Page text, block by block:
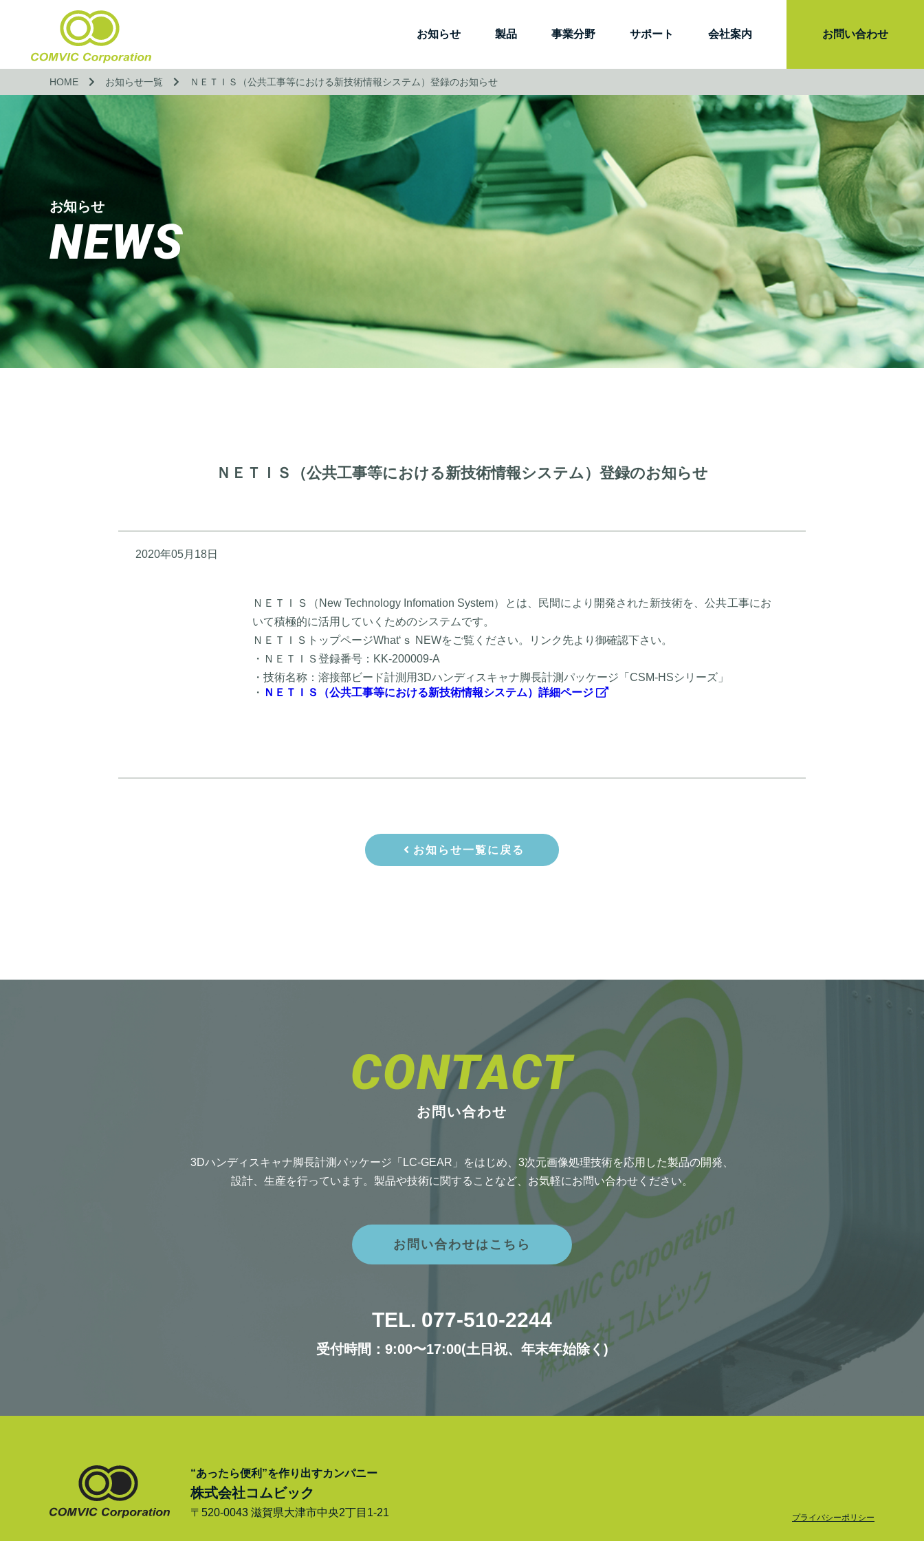
お知らせ 製品 事業分野 サポート 会社案内 お問い合わせ
HOME お知らせ一覧 ＮＥＴＩＳ（公共工事等における新技術情報システム）登録のお知らせ
お知らせ
NEWS
ＮＥＴＩＳ（公共工事等における新技術情報システム）登録のお知らせ
2020年05月18日
ＮＥＴＩＳ（New Technology Infomation System）とは、民間により開発された新技術を、公共工事にお
いて積極的に活用していくためのシステムです。
ＮＥＴＩＳトップページWhat‘ｓ NEWをご覧ください。リンク先より御確認下さい。
・ＮＥＴＩＳ登録番号：KK-200009-A
・技術名称：溶接部ビード計測用3Dハンディスキャナ脚長計測パッケージ「CSM-HSシリーズ」
・ ＮＥＴＩＳ（公共工事等における新技術情報システム）詳細ページ
お知らせ一覧に戻る
CONTACT
お問い合わせ
3Dハンディスキャナ脚長計測パッケージ「LC-GEAR」をはじめ、3次元画像処理技術を応用した製品の開発、
設計、生産を行っています。製品や技術に関することなど、お気軽にお問い合わせください。
お問い合わせはこちら
TEL. 077-510-2244
受付時間：9:00〜17:00(土日祝、年末年始除く)
“あったら便利”を作り出すカンパニー
株式会社コムビック
〒520-0043 滋賀県大津市中央2丁目1-21 プライバシーポリシー